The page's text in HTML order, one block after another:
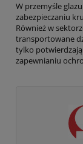
W przemyśle
zabezpieczaniu
Również w
transportowane
tylko
zapewnianiu